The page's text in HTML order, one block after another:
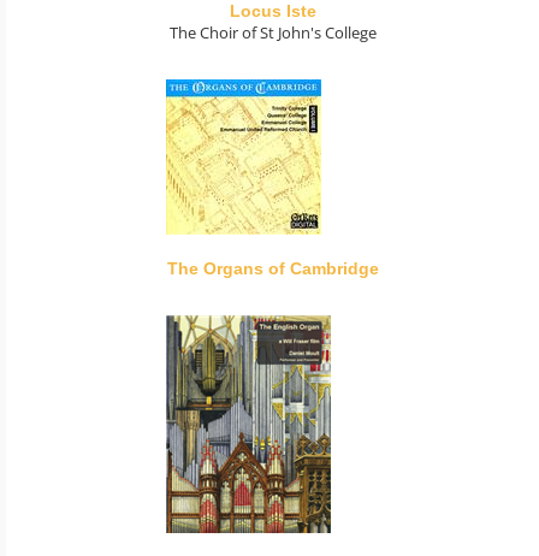
Locus Iste
The Choir of St John's College
The Organs of Cambridge